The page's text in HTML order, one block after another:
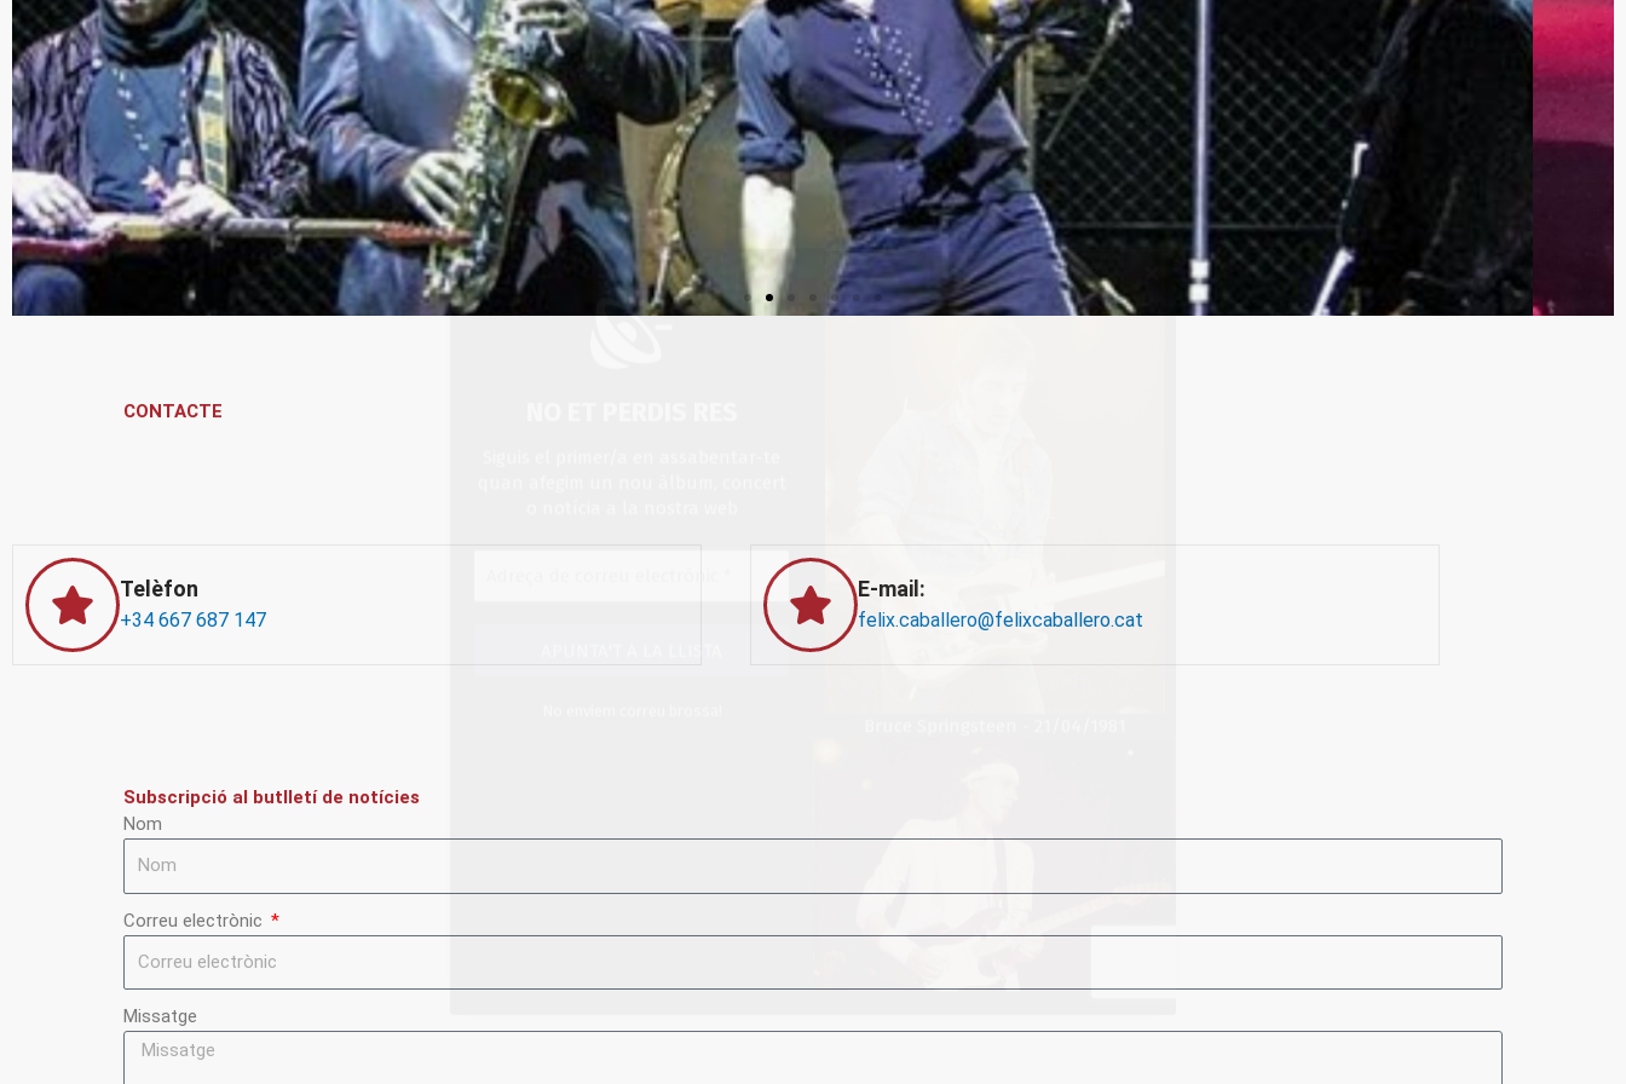
CONTACTE
Telèfon
+34 667 687 147
E-mail:
felix.caballero@felixcaballero.cat
Subscripció al butlletí de notícies
Nom
Correu electrònic
Missatge
NO ET PERDIS RES
Siguis el primer/a en assabentar-te
quan afegim un nou àlbum, concert
o notícia a la nostra web